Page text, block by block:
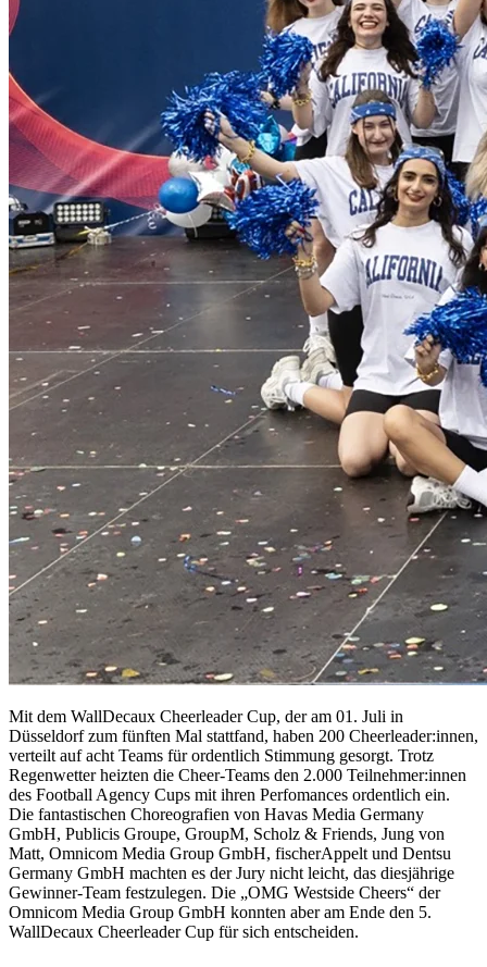
Mit dem WallDecaux Cheerleader Cup, der am 01. Juli in
Düsseldorf zum fünften Mal stattfand, haben 200 Cheerleader:innen,
verteilt auf acht Teams für ordentlich Stimmung gesorgt. Trotz
Regenwetter heizten die Cheer-Teams den 2.000 Teilnehmer:innen
des Football Agency Cups mit ihren Perfomances ordentlich ein.
Die fantastischen Choreografien von Havas Media Germany
GmbH, Publicis Groupe, GroupM, Scholz & Friends, Jung von
Matt, Omnicom Media Group GmbH, fischerAppelt und Dentsu
Germany GmbH machten es der Jury nicht leicht, das diesjährige
Gewinner-Team festzulegen. Die „OMG Westside Cheers“ der
Omnicom Media Group GmbH konnten aber am Ende den 5.
WallDecaux Cheerleader Cup für sich entscheiden.